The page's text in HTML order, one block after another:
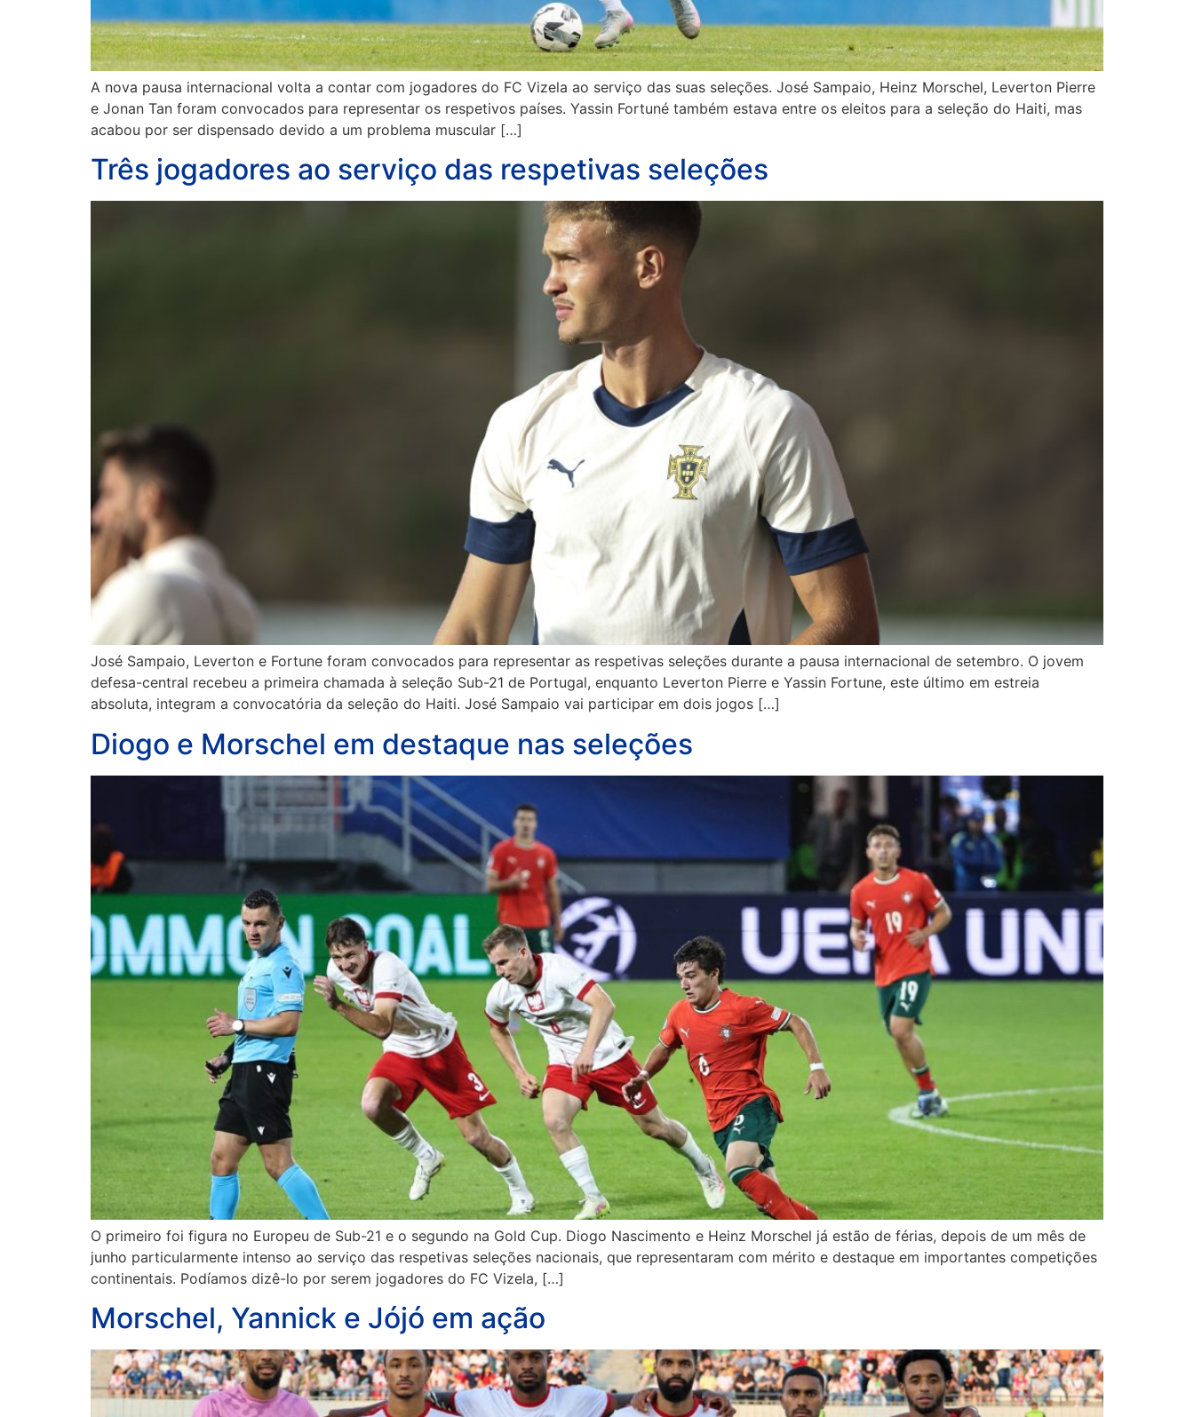
A nova pausa internacional volta a contar com jogadores do FC Vizela ao serviço das suas seleções. José Sampaio, Heinz Morschel, Leverton Pierre
e Jonan Tan foram convocados para representar os respetivos países. Yassin Fortuné também estava entre os eleitos para a seleção do Haiti, mas
acabou por ser dispensado devido a um problema muscular […]
Três jogadores ao serviço das respetivas seleções
José Sampaio, Leverton e Fortune foram convocados para representar as respetivas seleções durante a pausa internacional de setembro. O jovem
defesa-central recebeu a primeira chamada à seleção Sub-21 de Portugal, enquanto Leverton Pierre e Yassin Fortune, este último em estreia
absoluta, integram a convocatória da seleção do Haiti. José Sampaio vai participar em dois jogos […]
Diogo e Morschel em destaque nas seleções
O primeiro foi figura no Europeu de Sub-21 e o segundo na Gold Cup. Diogo Nascimento e Heinz Morschel já estão de férias, depois de um mês de
junho particularmente intenso ao serviço das respetivas seleções nacionais, que representaram com mérito e destaque em importantes competições
continentais. Podíamos dizê-lo por serem jogadores do FC Vizela, […]
Morschel, Yannick e Jójó em ação